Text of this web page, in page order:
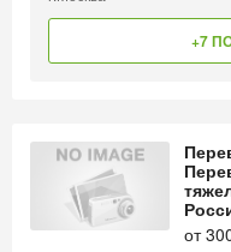
+7
от